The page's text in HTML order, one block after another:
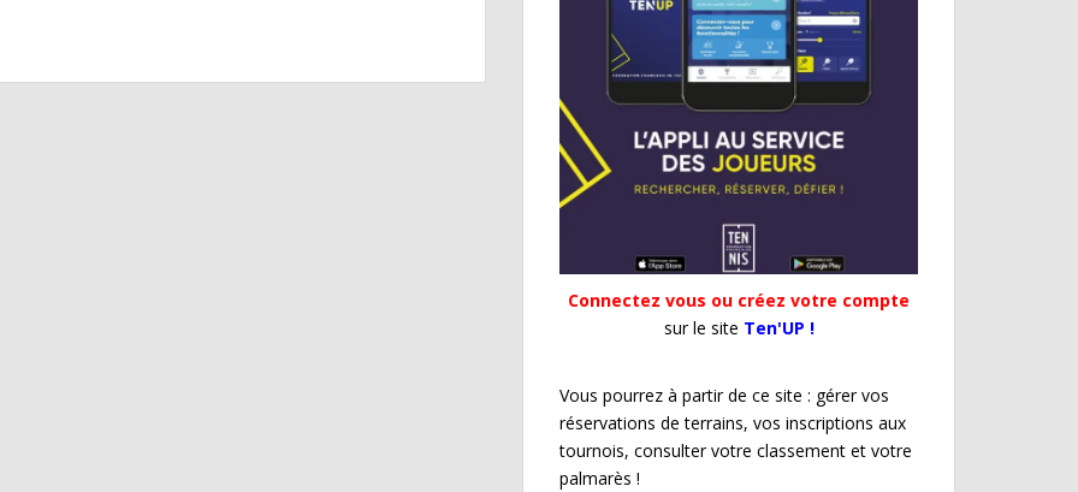
Connectez vous ou créez votre compte
sur le site Ten'UP !
Vous pourrez à partir de ce site : gérer vos
réservations de terrains, vos inscriptions aux
tournois, consulter votre classement et votre
palmarès !